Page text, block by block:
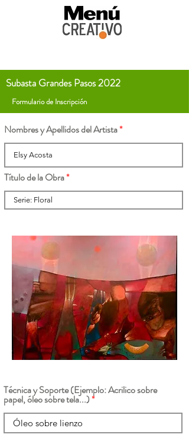
Subasta Grandes Pasos 2022
Formulario de Inscripción
Nombres y Apellidos del Artista
Título de la Obra
Técnica y Soporte (Ejemplo: Acrilico sobre
papel, óleo sobre tela...)